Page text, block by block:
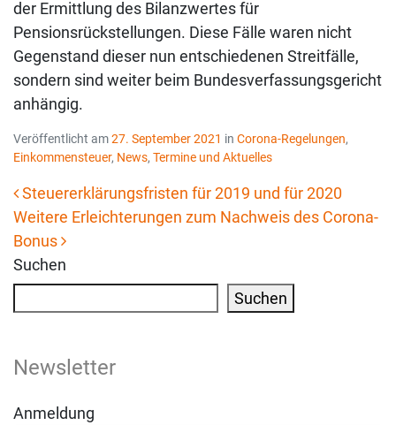
der Ermittlung des Bilanzwertes für
Pensionsrückstellungen. Diese Fälle waren nicht
Gegenstand dieser nun entschiedenen Streitfälle,
sondern sind weiter beim Bundesverfassungsgericht
anhängig.
Veröffentlicht am27. September 2021 in Corona-Regelungen,
Einkommensteuer, News, Termine und Aktuelles
Beitrags-Navigation
Steuererklärungsfristen für 2019 und für 2020
Weitere Erleichterungen zum Nachweis des Corona-
Bonus
Suchen
Suchen
Newsletter
Anmeldung